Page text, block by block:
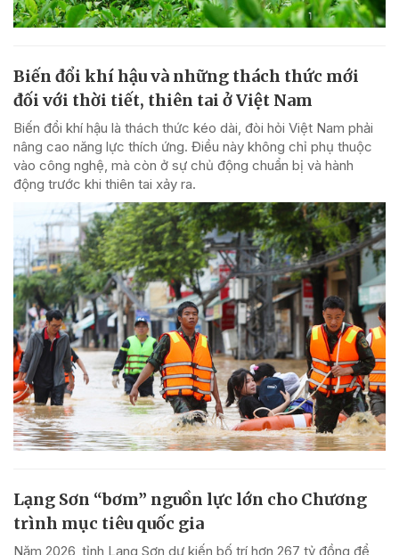
Biến đổi khí hậu và những thách thức mới
đối với thời tiết, thiên tai ở Việt Nam
Biến đổi khí hậu là thách thức kéo dài, đòi hỏi Việt Nam phải
nâng cao năng lực thích ứng. Điều này không chỉ phụ thuộc
vào công nghệ, mà còn ở sự chủ động chuẩn bị và hành
động trước khi thiên tai xảy ra.
Lạng Sơn “bơm” nguồn lực lớn cho Chương
trình mục tiêu quốc gia
Năm 2026, tỉnh Lạng Sơn dự kiến bố trí hơn 267 tỷ đồng để